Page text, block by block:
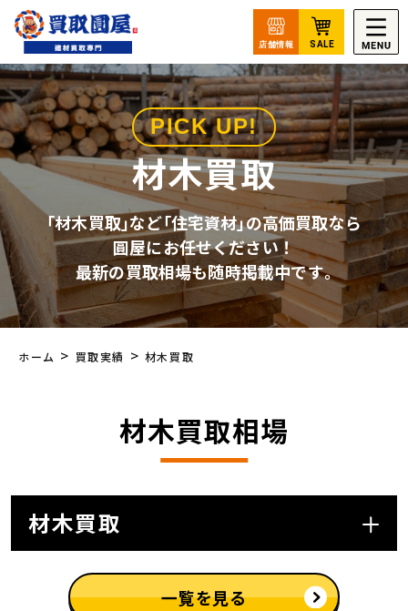
PICK UP!
材木買取
｢材木買取｣など｢住宅資材｣の高価買取なら
圓屋にお任せください！
最新の買取相場も随時掲載中です｡
ホーム > 買取実績 > 材木買取
材木買取相場
材木買取
一覧を見る